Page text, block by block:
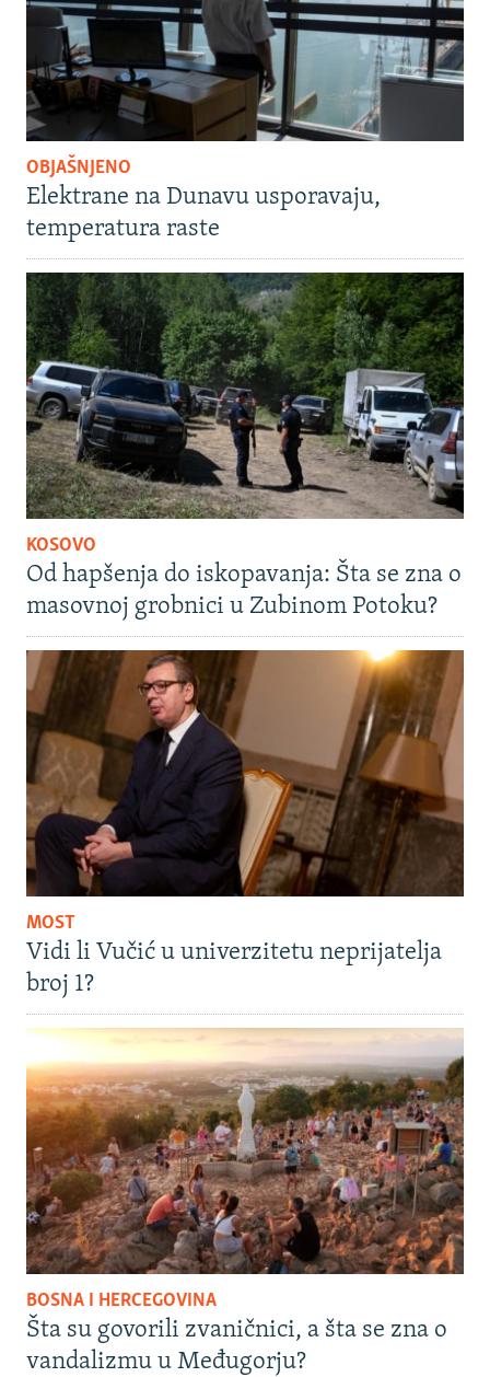
OBJAŠNJENO
Elektrane na Dunavu usporavaju,
temperatura raste
KOSOVO
Od hapšenja do iskopavanja: Šta se zna o
masovnoj grobnici u Zubinom Potoku?
MOST
Vidi li Vučić u univerzitetu neprijatelja
broj 1?
BOSNA I HERCEGOVINA
Šta su govorili zvaničnici, a šta se zna o
vandalizmu u Međugorju?